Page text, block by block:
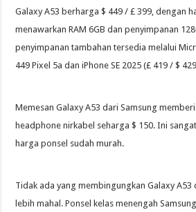
Galaxy A53 berharga $ 449 / £ 399, dengan
menawarkan RAM 6GB dan penyimpanan
penyimpanan tambahan tersedia melalui
449 Pixel 5a dan iPhone SE 2025 (£ 419 / $
Memesan Galaxy A53 dari Samsung memberi
headphone nirkabel seharga $ 150. Ini
harga ponsel sudah murah.
Tidak ada yang membingungkan Galaxy A53
lebih mahal. Ponsel kelas menengah